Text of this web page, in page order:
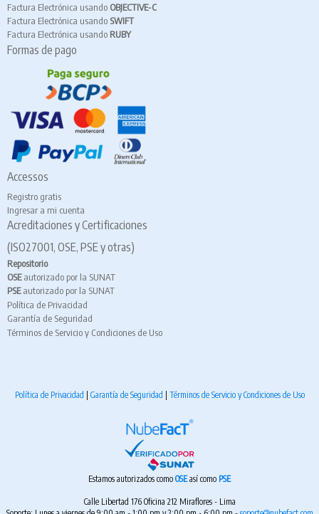
Factura Electrónica usando OBJECTIVE-C
Factura Electrónica usando SWIFT
Factura Electrónica usando RUBY
Formas de pago
Accessos
Registro gratis
Ingresar a mi cuenta
Acreditaciones y Certificaciones
(ISO27001, OSE, PSE y otras)
Repositorio
OSEautorizado por la SUNAT
PSEautorizado por la SUNAT
Política de Privacidad
Garantía de Seguridad
Términos de Servicio y Condiciones de Uso
Política de Privacidad | Garantía de Seguridad | Términos de Servicio y Condiciones de Uso
Estamos autorizados como OSEasí como PSE
Calle Libertad 176 Oficina 212 Miraflores - Lima